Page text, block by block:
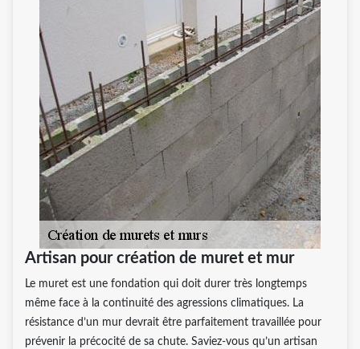
Artisan pour création de muret et mur
Le muret est une fondation qui doit durer très longtemps
même face à la continuité des agressions climatiques. La
résistance d’un mur devrait être parfaitement travaillée pour
prévenir la précocité de sa chute. Saviez-vous qu’un artisan